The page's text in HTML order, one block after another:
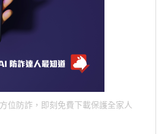
位防詐，即刻免費下載保護全家人